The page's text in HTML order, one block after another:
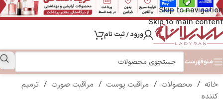
Skip to navigation
Skip to main content
ورود / ثبت نام
منوفهرست
خانه / محصولات / مراقبت پوست / مراقبت صورت / ترمیم
کننده